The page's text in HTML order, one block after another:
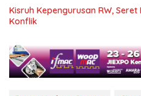
Kisruh Kepengurusan RW,
Konflik